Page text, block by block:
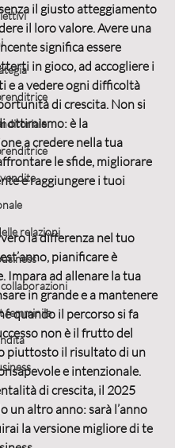
relazioni
femminile
il giusto atteggiamento
il loro valore. Avere una
significa essere
in gioco, ad accogliere i
e a vedere ogni difficoltà
di crescita. Non si
ottimismo: è la
a credere nella tua
le sfide, migliorare
e raggiungere i tuoi
la differenza nel tuo
pianificare è
Impara ad allenare la tua
in grande e a mantenere
quando il percorso si fa
non è il frutto del
piuttosto il risultato di un
e intenzionale.
di crescita, il 2025
un altro anno: sarà l’anno
la versione migliore di te